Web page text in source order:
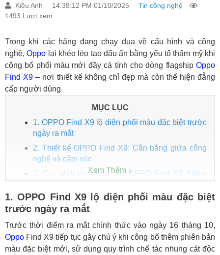
Kiều Anh 14:38:12 PM 01/10/2025
Tin công nghệ
1493 Lượt xem
Trong khi các hãng đang chạy đua về cấu hình và công
nghệ,Oppo lại khéo léo tạo dấu ấn bằng yếu tố thẩm mỹ khi
công bố phối màu mới đầy cá tính cho dòng flagship Oppo
Find X9 – nơi thiết kế không chỉ đẹp mà còn thể hiện đẳng
cấp người dùng.
MỤC LỤC
1. OPPO Find X9 lộ diện phối màu đặc biệt trước
ngày ra mắt
2. Thiết kế OPPO Find X9: Cân bằng giữa công
nghệ và cảm xúc
3. Các phối màu mới của OPPO Find X9: Nâng
4. Cấu hình OPPO Find X9: Trang bị chip
Dimensity 9500 hàng đầu
Tổng kết: OPPO Find X9 – Định hình lại xu
hướng màu sắc điện thoại cao cấp
Lợi ích khi mua hàng tại HungMobile
1. OPPO Find X9 lộ diện phối màu đặc biệt
trước ngày ra mắt
Trước thời điểm ra mắt chính thức vào ngày 16 tháng 10,
Oppo Find X9 tiếp tục gây chú ý khi công bố thêm phiên bản
màu đặc biệt mới, sử dụng quy trình chế tác nhung cát độc